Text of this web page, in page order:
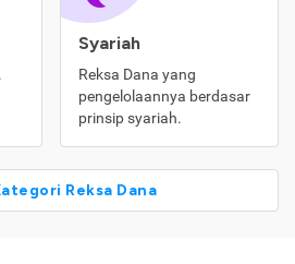
Syariah
Reksa Dana yang
pengelolaannya berdasar
prinsip syariah.
Reksa Dana